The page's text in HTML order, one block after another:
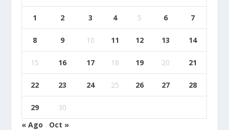
1 2 3 4 5 6 7
8 9 10 11 12 13 14
15 16 17 18 19 20 21
22 23 24 25 26 27 28
29
30
« Ago
Oct »